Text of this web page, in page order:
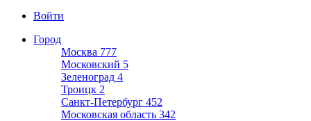
Войти
Город
Москва 777
Московский 5
Зеленоград 4
Троицк 2
Санкт-Петербург 452
Московская область 342